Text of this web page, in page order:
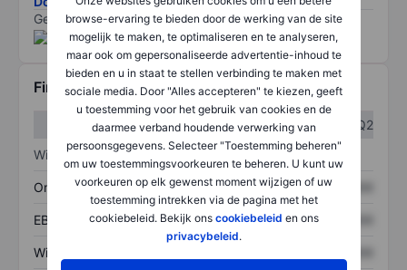
browse-ervaring te bieden door de werking van de site
mogelijk te maken, te optimaliseren en te analyseren,
maar ook om gepersonaliseerde advertentie-inhoud te
bieden en u in staat te stellen verbinding te maken met
sociale media. Door "Alles accepteren" te kiezen, geeft
u toestemming voor het gebruik van cookies en de
daarmee verband houdende verwerking van
persoonsgegevens. Selecteer "Toestemming beheren"
om uw toestemmingsvoorkeuren te beheren. U kunt uw
voorkeuren op elk gewenst moment wijzigen of uw
toestemming intrekken via de pagina met het
cookiebeleid. Bekijk ons cookiebeleid en ons
privacybeleid.
Gegevens geleverd door
/
Financiële gegevens
Q1
Q2
Winst/verlies
Omzet XXXXXXX XXXXXXX
EBITDA XXXXXXX XXXXXXX
Winst